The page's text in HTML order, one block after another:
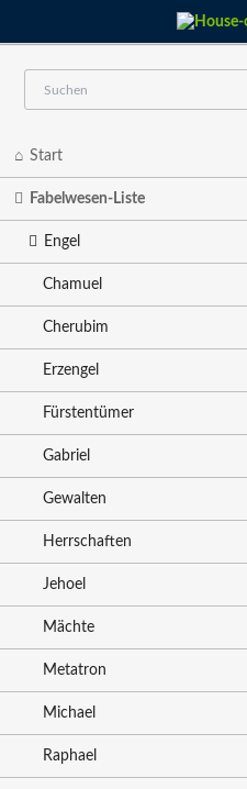
Start
Fabelwesen-Liste
Engel
Chamuel
Cherubim
Erzengel
Fürstentümer
Gabriel
Gewalten
Herrschaften
Jehoel
Mächte
Metatron
Michael
Raphael